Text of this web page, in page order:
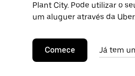
Plant City. Pode utilizar o
um aluguer através da
Comece Já tem